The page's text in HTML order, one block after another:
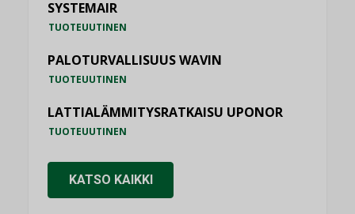
SYSTEMAIR
TUOTEUUTINEN
PALOTURVALLISUUS WAVIN
TUOTEUUTINEN
LATTIALÄMMITYSRATKAISU UPONOR
TUOTEUUTINEN
KATSO KAIKKI